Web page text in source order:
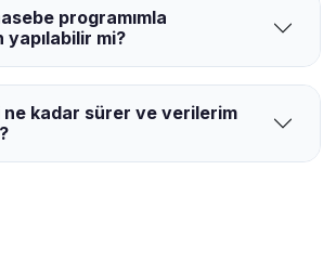
programımla
mi?
ne kadar sürer ve verilerim